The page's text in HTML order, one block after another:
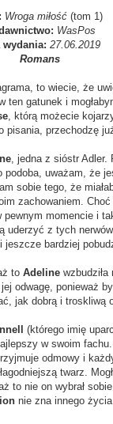
Wroga miłość(tom 1)
WasPos
wydania: 27.06.2019
Romans
to wiecie, że
ten gatunek i
, którą możecie
pisania, przechodzę
, jedna z sióstr Adler.
uważam, że
sobie tego, że
zachowaniem.
momencie i
uderzyć z tych
bardziej
to Adeline
odwagę, ponieważ
jak dobrą i troskliwą
(którego imię
w swoim
odmowy i
twarz.
to nie on wybrał
nie zna innego